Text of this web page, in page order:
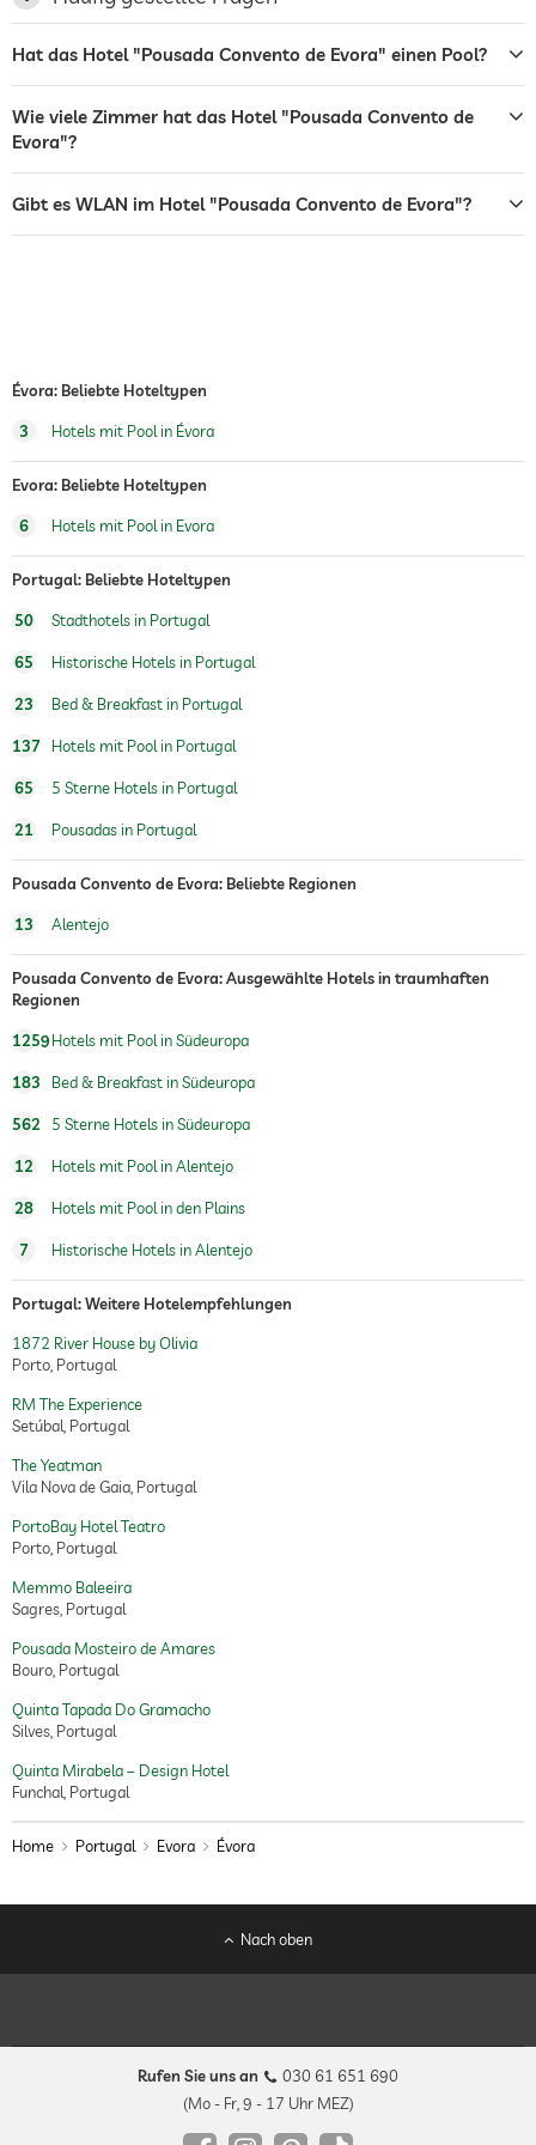
Bar
Restaurant
Rezeption 24h Empfang
Hat das Hotel "Pousada Convento de Evora" einen Pool?
Wie viele Zimmer hat das Hotel "Pousada Convento de
Evora"?
Gibt es WLAN im Hotel "Pousada Convento de Evora"?
Évora: Beliebte Hoteltypen
3 Hotels mit Pool in Évora
Evora: Beliebte Hoteltypen
6 Hotels mit Pool in Evora
Portugal: Beliebte Hoteltypen
50 Stadthotels in Portugal
65 Historische Hotels in Portugal
23 Bed & Breakfast in Portugal
137 Hotels mit Pool in Portugal
65 5 Sterne Hotels in Portugal
21 Pousadas in Portugal
Pousada Convento de Evora: Beliebte Regionen
13 Alentejo
Pousada Convento de Evora: Ausgewählte Hotels in traumhaften
Regionen
1259Hotels mit Pool in Südeuropa
183 Bed & Breakfast in Südeuropa
562 5 Sterne Hotels in Südeuropa
12 Hotels mit Pool in Alentejo
28 Hotels mit Pool in den Plains
7 Historische Hotels in Alentejo
Portugal: Weitere Hotelempfehlungen
1872 River House by Olivia
Porto, Portugal
RM The Experience
Setúbal, Portugal
The Yeatman
Vila Nova de Gaia, Portugal
PortoBay Hotel Teatro
Porto, Portugal
Memmo Baleeira
Sagres, Portugal
Pousada Mosteiro de Amares
Bouro, Portugal
Quinta Tapada Do Gramacho
Silves, Portugal
Quinta Mirabela – Design Hotel
Funchal, Portugal
Home Portugal Evora Évora
Nach oben
Rufen Sie uns an
030 61 651 690
(Mo - Fr, 9 - 17 Uhr MEZ)